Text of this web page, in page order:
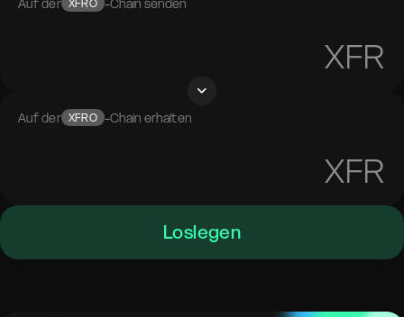
XFRO
XFR
Auf der XFRO -Chain erhalten
XFR
Loslegen